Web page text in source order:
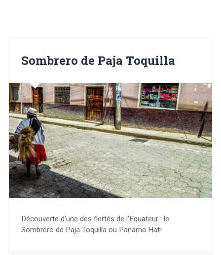
Sombrero de Paja Toquilla
Découverte d'une des fiertés de l'Equateur : le
Sombrero de Paja Toquilla ou Panama Hat!